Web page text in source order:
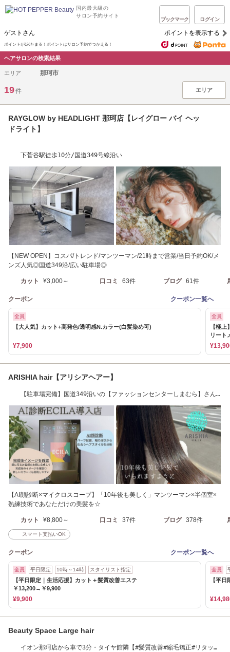
国内最大級の
サロン予約サイト
ブックマーク ログイン
ゲストさん ポイントを表示する
ポイントが1%たまる！ポイントはサロン予約でつかえる！
ヘアサロンの検索結果
エリア 那珂市
19件 エリア
RAYGLOW by HEADLIGHT 那珂店【レイグロー バイ ヘッ
ドライト】
下菅谷駅徒歩10分/国道349号線沿い
【NEW OPEN】コスパ/トレンド/マンツーマン/21時まで営業/当日予約OK/メ
ンズ人気◎国道349沿/広い駐車場◎
カット ¥3,000～ 口コミ 63件 ブログ 61件
クーポン クーポン一覧へ
全員
【大人気】カット+高発色/透明感N.カラー(白髪染め可)
¥7,900
全員
【極
リート
ARISHIA hair【アリシアヘアー】
【駐車場完備】国道349沿いの【ファッションセンターしまむら】さん
【AI顔診断×マイクロスコープ】「10年後も美しく」マンツーマン×半個室×
熟練技術であなただけの美髪を☆
カット ¥8,800～ 口コミ 37件 ブログ 378件
スマート支払いOK
クーポン クーポン一覧へ
全員 平日限定 10時～14時 スタイリスト指定
【平日限定｜生活応援】カット＋髪質改善エステ
￥13,200→￥9,900
¥9,900
全員
【平
Beauty Space Large hair
イオン那珂店から車で3分・タイヤ館隣【#髪質改善#縮毛矯正#リタッチ